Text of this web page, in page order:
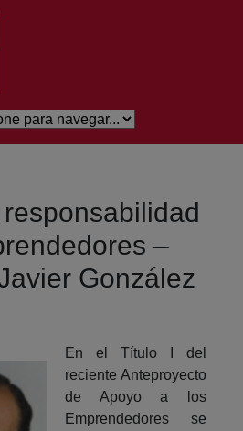
–
González
En el Título I del
reciente Anteproyecto
de Apoyo a los
Emprendedores se